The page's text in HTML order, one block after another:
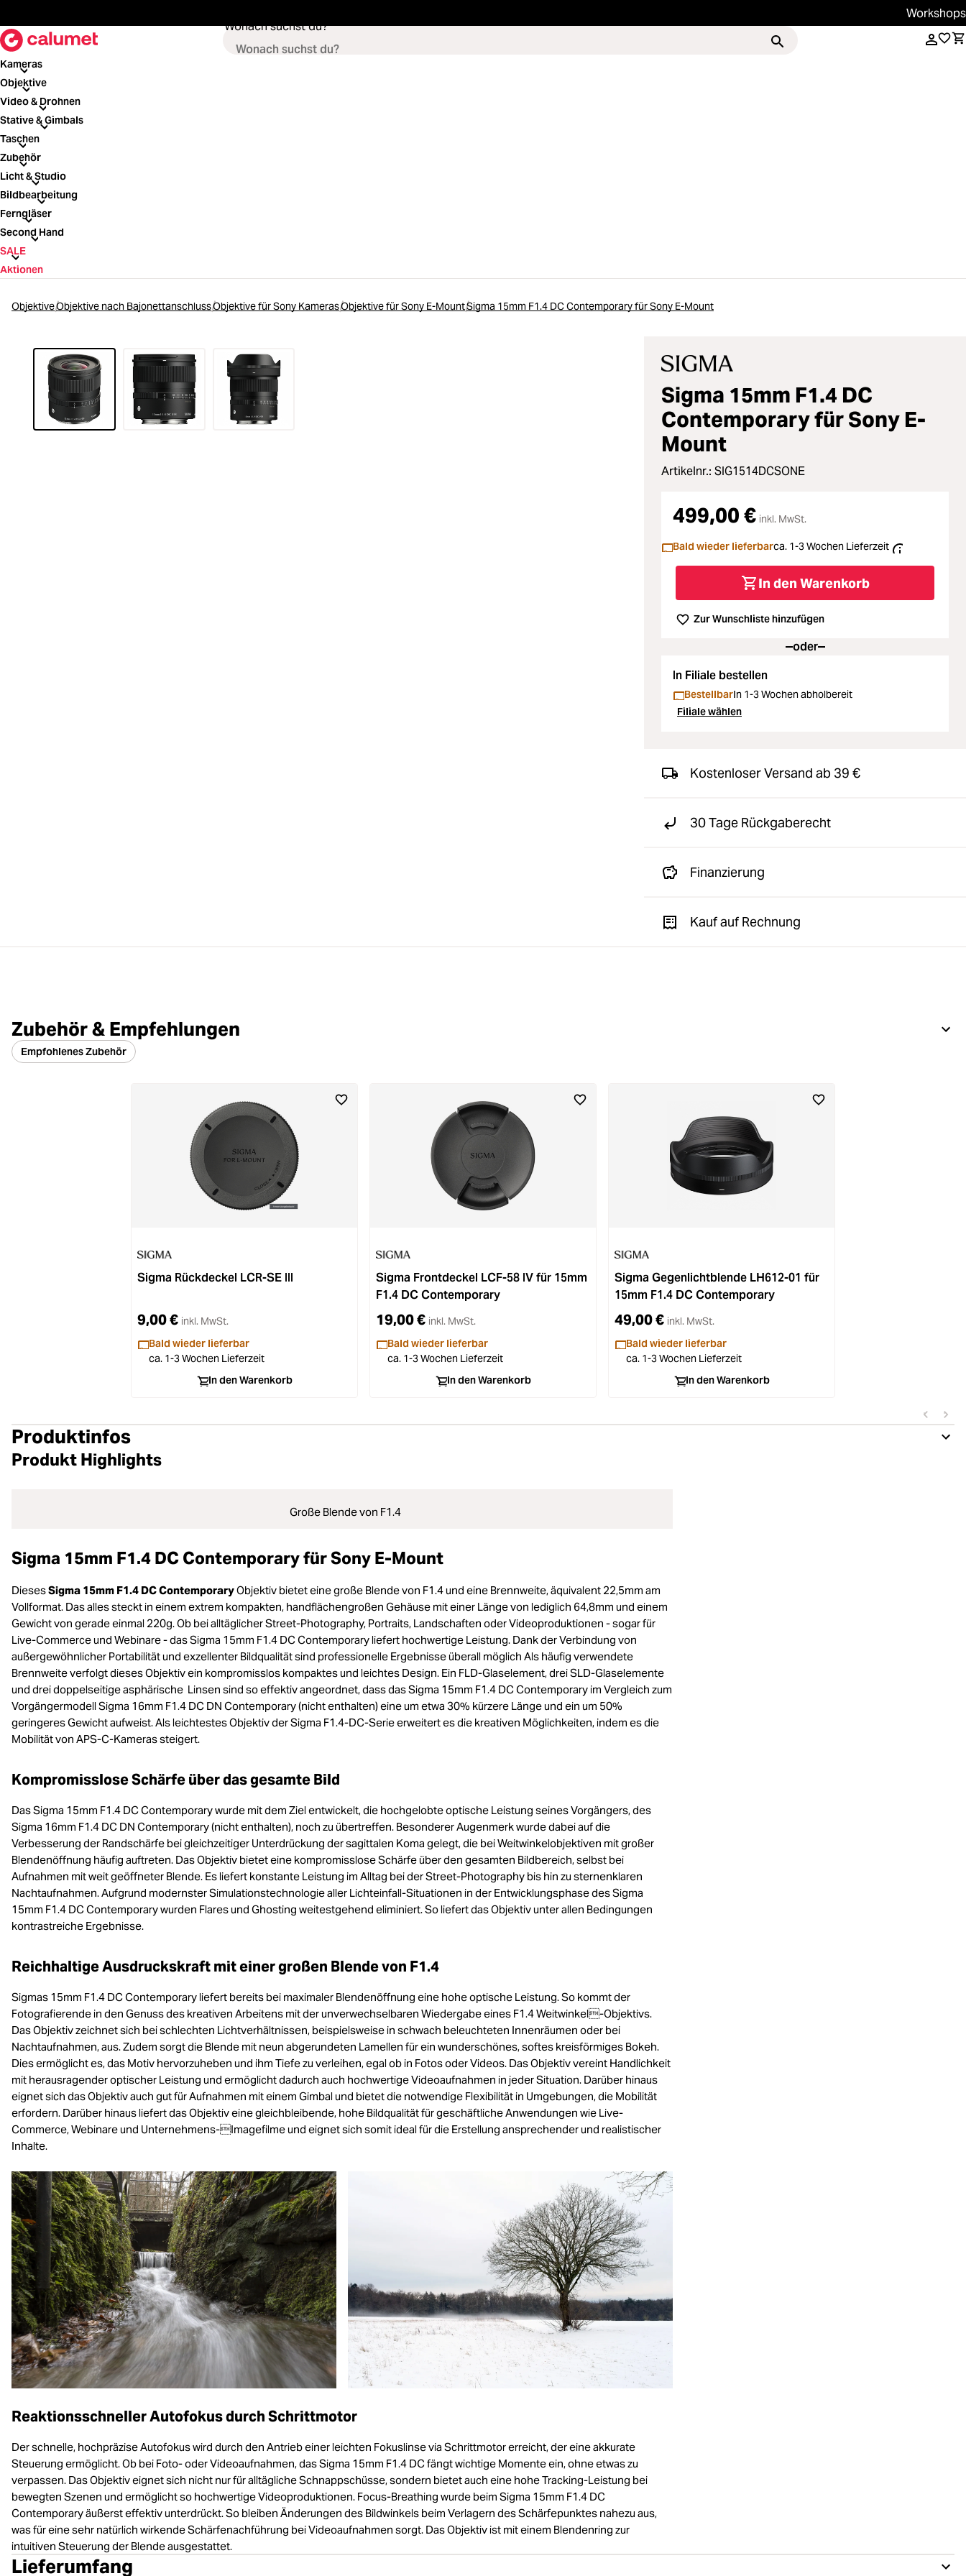
Workshops
Services
Magazin
Wonach suchst du?
Kameras
Kameras
Objektive
Objektive
Video & Drohnen
Video & Drohnen
Stative & Gimbals
Stative & Gimbals
Taschen
Taschen
Zubehör
Zubehör
Licht & Studio
Licht & Studio
Bildbearbeitung
Bildbearbeitung
Ferngläser
Ferngläser
Second Hand
Second Hand
SALE
SALE
Aktionen
ObjektiveObjektive nach BajonettanschlussObjektive für Sony KamerasObjektive für Sony E-MountSigma 15mm F1.4 DC Contemporary für Sony E-Mount
Sigma 15mm F1.4 DC
Contemporary für Sony E-
Mount
Artikelnr.: SIG1514DCSONE
499,00 € inkl. MwSt.
Bald wieder lieferbarca. 1-3 Wochen Lieferzeit
In den Warenkorb
Zur Wunschliste hinzufügen
oder
In Filiale bestellen
BestellbarIn 1-3 Wochen abholbereit
Filiale wählen
Kostenloser Versand ab 39 €
30 Tage Rückgaberecht
Finanzierung
Kauf auf Rechnung
Zubehör & Empfehlungen
Empfohlenes Zubehör
Sigma Rückdeckel LCR-SE III
9,00 € inkl. MwSt.
Bald wieder lieferbar
ca. 1-3 Wochen Lieferzeit
In den Warenkorb
Sigma Frontdeckel LCF-58 IV für 15mm
F1.4 DC Contemporary
19,00 € inkl. MwSt.
Bald wieder lieferbar
ca. 1-3 Wochen Lieferzeit
In den Warenkorb
Sigma Gegenlichtblende LH612-01 für
15mm F1.4 DC Contemporary
49,00 € inkl. MwSt.
Bald wieder lieferbar
ca. 1-3 Wochen Lieferzeit
In den Warenkorb
Produktinfos
Produkt Highlights
Große Blende von F1.4
Sigma 15mm F1.4 DC Contemporary für Sony E-Mount
DiesesSigma 15mm F1.4 DC ContemporaryObjektiv bietet eine große Blende von F1.4 und eine Brennweite, äquivalent 22,5mm am
Vollformat. Das alles steckt in einem extrem kompakten, handflächengroßen Gehäuse mit einer Länge von lediglich 64,8mm und einem
Gewicht von gerade einmal 220g. Ob bei alltäglicher Street-Photography, Portraits, Landschaften oder Videoproduktionen - sogar für
Live-Commerce und Webinare - das Sigma 15mm F1.4 DC Contemporary liefert hochwertige Leistung. Dank der Verbindung von
außergewöhnlicher Portabilität und exzellenter Bildqualität sind professionelle Ergebnisse überall möglich Als häufig verwendete
Brennweite verfolgt dieses Objektiv ein kompromisslos kompaktes und leichtes Design. Ein FLD-Glaselement, drei SLD-Glaselemente
und drei doppelseitige asphärische Linsen sind so effektiv angeordnet, dass das Sigma 15mm F1.4 DC Contemporary im Vergleich zum
Vorgängermodell Sigma 16mm F1.4 DC DN Contemporary (nicht enthalten) eine um etwa 30% kürzere Länge und ein um 50%
geringeres Gewicht aufweist. Als leichtestes Objektiv der Sigma F1.4-DC-Serie erweitert es die kreativen Möglichkeiten, indem es die
Mobilität von APS-C-Kameras steigert.
Kompromisslose Schärfe über das gesamte Bild
Das Sigma 15mm F1.4 DC Contemporary wurde mit dem Ziel entwickelt, die hochgelobte optische Leistung seines Vorgängers, des
Sigma 16mm F1.4 DC DN Contemporary (nicht enthalten), noch zu übertreffen. Besonderer Augenmerk wurde dabei auf die
Verbesserung der Randschärfe bei gleichzeitiger Unterdrückung der sagittalen Koma gelegt, die bei Weitwinkelobjektiven mit großer
Blendenöffnung häufig auftreten. Das Objektiv bietet eine kompromisslose Schärfe über den gesamten Bildbereich, selbst bei
Aufnahmen mit weit geöffneter Blende. Es liefert konstante Leistung im Alltag bei der Street-Photography bis hin zu sternenklaren
Nachtaufnahmen. Aufgrund modernster Simulationstechnologie aller Lichteinfall-Situationen in der Entwicklungsphase des Sigma
15mm F1.4 DC Contemporary wurden Flares und Ghosting weitestgehend eliminiert. So liefert das Objektiv unter allen Bedingungen
kontrastreiche Ergebnisse.
Reichhaltige Ausdruckskraft mit einer großen Blende von F1.4
Sigmas 15mm F1.4 DC Contemporary liefert bereits bei maximaler Blendenöffnung eine hohe optische Leistung. So kommt der
Fotografierende in den Genuss des kreativen Arbeitens mit der unverwechselbaren Wiedergabe eines F1.4 Weitwinkel-Objektivs.
Das Objektiv zeichnet sich bei schlechten Lichtverhältnissen, beispielsweise in schwach beleuchteten Innenräumen oder bei
Nachtaufnahmen, aus. Zudem sorgt die Blende mit neun abgerundeten Lamellen für ein wunderschönes, softes kreisförmiges Bokeh.
Dies ermöglicht es, das Motiv hervorzuheben und ihm Tiefe zu verleihen, egal ob in Fotos oder Videos. Das Objektiv vereint Handlichkeit
mit herausragender optischer Leistung und ermöglicht dadurch auch hochwertige Videoaufnahmen in jeder Situation. Darüber hinaus
eignet sich das Objektiv auch gut für Aufnahmen mit einem Gimbal und bietet die notwendige Flexibilität in Umgebungen, die Mobilität
erfordern. Darüber hinaus liefert das Objektiv eine gleichbleibende, hohe Bildqualität für geschäftliche Anwendungen wie Live-
Commerce, Webinare und Unternehmens-Imagefilme und eignet sich somit ideal für die Erstellung ansprechender und realistischer
Inhalte.
Reaktionsschneller Autofokus durch Schrittmotor
Der schnelle, hochpräzise Autofokus wird durch den Antrieb einer leichten Fokuslinse via Schrittmotor erreicht, der eine akkurate
Steuerung ermöglicht. Ob bei Foto- oder Videoaufnahmen, das Sigma 15mm F1.4 DC fängt wichtige Momente ein, ohne etwas zu
verpassen. Das Objektiv eignet sich nicht nur für alltägliche Schnappschüsse, sondern bietet auch eine hohe Tracking-Leistung bei
bewegten Szenen und ermöglicht so hochwertige Videoproduktionen. Focus-Breathing wurde beim Sigma 15mm F1.4 DC
Contemporary äußerst effektiv unterdrückt. So bleiben Änderungen des Bildwinkels beim Verlagern des Schärfepunktes nahezu aus,
was für eine sehr natürlich wirkende Schärfenachführung bei Videoaufnahmen sorgt. Das Objektiv ist mit einem Blendenring zur
intuitiven Steuerung der Blende ausgestattet.
Lieferumfang